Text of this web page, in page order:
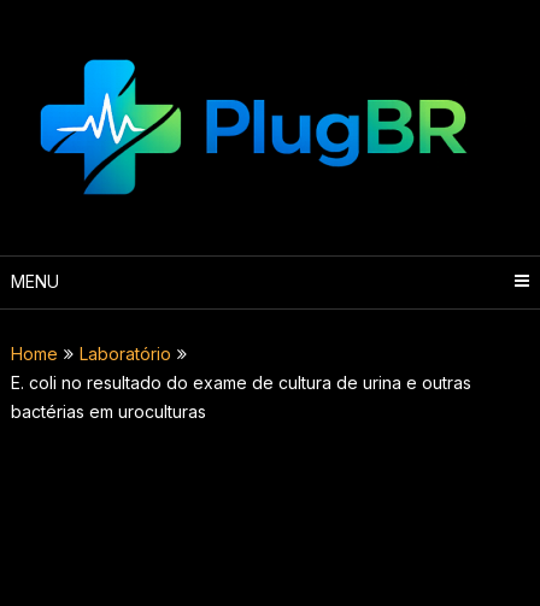
MENU
Home
Laboratório
E. coli no resultado do exame de cultura de urina e outras
bactérias em uroculturas